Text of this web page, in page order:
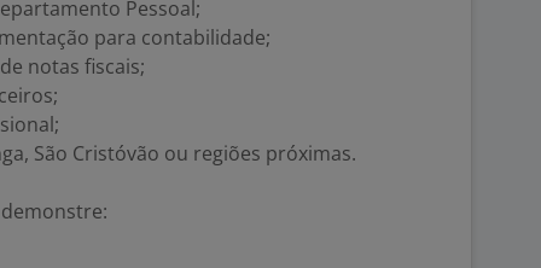
Pessoal;
para contabilidade;
notas fiscais;
São Cristóvão ou regiões próximas.